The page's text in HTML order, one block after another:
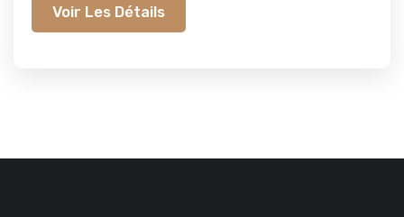
Voir Les Détails